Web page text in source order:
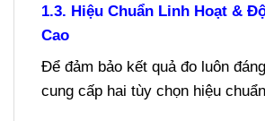
1.3. Hiệu Chuẩn Linh Hoạt &
Cao
Để đảm bảo kết quả đo luôn
cung cấp hai tùy chọn hiệu